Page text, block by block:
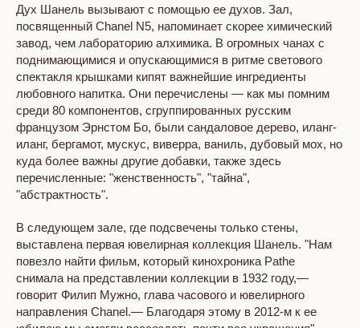
Дух Шанель вызывают с помощью ее духов. Зал,
посвященный Chanel N5, напоминает скорее химический
завод, чем лабораторию алхимика. В огромных чанах с
поднимающимися и опускающимися в ритме светового
спектакля крышками кипят важнейшие ингредиенты
любовного напитка. Они перечислены — как мы помним
среди 80 компонентов, сгруппированных русским
французом Эрнстом Бо, были сандаловое дерево, иланг-
иланг, бергамот, мускус, виверра, ваниль, дубовый мох, но
куда более важны другие добавки, также здесь
перечисленные: "женственность", "тайна",
"абстрактность".
В следующем зале, где подсвечены только стены,
выставлена первая ювелирная коллекция Шанель. "Нам
повезло найти фильм, который кинохроника Pathe
снимала на представлении коллекции в 1932 году,—
говорит Филип Мужно, глава часового и ювелирного
направления Chanel.— Благодаря этому в 2012-м к ее